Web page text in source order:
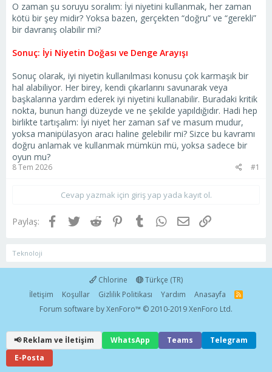
O zaman şu soruyu soralım: İyi niyetini kullanmak, her zaman
kötü bir şey midir? Yoksa bazen, gerçekten “doğru” ve “gerekli”
bir davranış olabilir mi?
Sonuç: İyi Niyetin Doğası ve Denge Arayışı
Sonuç olarak, iyi niyetin kullanılması konusu çok karmaşık bir
hal alabiliyor. Her birey, kendi çıkarlarını savunarak veya
başkalarına yardım ederek iyi niyetini kullanabilir. Buradaki kritik
nokta, bunun hangi düzeyde ve ne şekilde yapıldığıdır. Hadi hep
birlikte tartışalım: İyi niyet her zaman saf ve masum mudur,
yoksa manipülasyon aracı haline gelebilir mi? Sizce bu kavramı
doğru anlamak ve kullanmak mümkün mü, yoksa sadece bir
oyun mu?
8 Tem 2026 #1
Cevap yazmak için giriş yap yada kayıt ol.
Paylaş: Facebook
TwitterReddit PinterestTumblrWhatsApp
E-postaLink
Teknoloji
Chlorine
Türkçe (TR)
İletişim
Koşullar Gizlilik Politikası Yardım Anasayfa
R
Forum software by XenForo™ © 2010-2019 XenForo Ltd.
📢 Reklam ve İletişim WhatsApp Teams
Telegram
E-Posta